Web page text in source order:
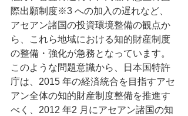
際出願制度※3 への加入の遅れなど、
アセアン諸国の投資環境整備の観点か
ら、これら地域における知的財産制度
の整備・強化が急務となっています。
このような問題意識から、日本国特許
庁は、2015 年の経済統合を目指すアセ
アン全体の知的財産制度整備を推進す
べく、2012 年2 月にアセアン諸国の知